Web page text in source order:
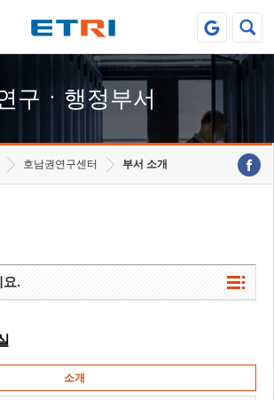
구ㆍ행정부서
호남권연구센터 부서 소개
요.
소개